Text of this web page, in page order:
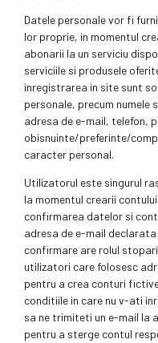
Datele personale vor fi
lor proprie, in momentul
abonarii la un serviciu
serviciile si produsele
inregistrarea in site sunt
personale, precum numele
adresa de e-mail, telefon,
obisnuinte/preferinte/
caracter personal.
Utilizatorul este singurul
la momentul crearii
confirmarea datelor si
adresa de e-mail
confirmare are rolul
utilizatori care folosesc
pentru a crea conturi
conditiile in care nu v-ati
sa ne trimiteti un e-mail la
pentru a sterge contul